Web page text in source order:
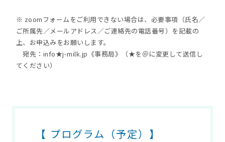
※ zoomフォームをご利用できない場合は、必要事項（氏名／
ご所属先／メールアドレス／ご連絡先の電話番号）を記載の
上、お申込みをお願いします。
宛先：info★j-milk.jp《事務局》（★を＠に変更して送信し
てください）
【 プログラム（予定）】